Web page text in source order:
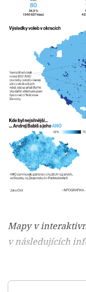
Mapy v
v následujících